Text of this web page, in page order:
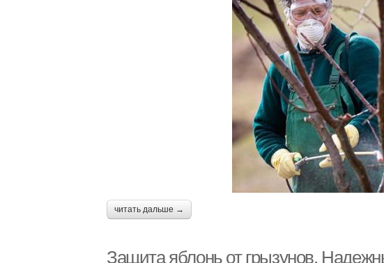
читать дальше →
Защита яблонь от грызунов.